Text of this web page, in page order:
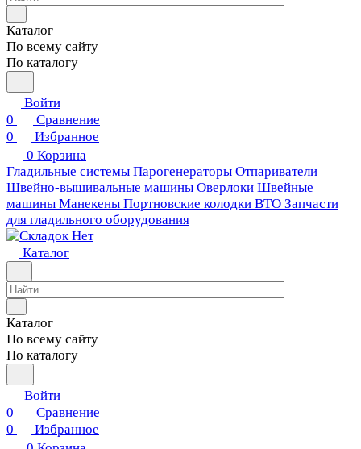
Каталог
По всему сайту
По каталогу
Войти
0
Сравнение
0
Избранное
0 Корзина
Гладильные системы Парогенераторы Отпариватели
Швейно-вышивальные машины Оверлоки Швейные
машины Манекены Портновские колодки ВТО Запчасти
для гладильного оборудования
Каталог
Каталог
По всему сайту
По каталогу
Войти
0
Сравнение
0
Избранное